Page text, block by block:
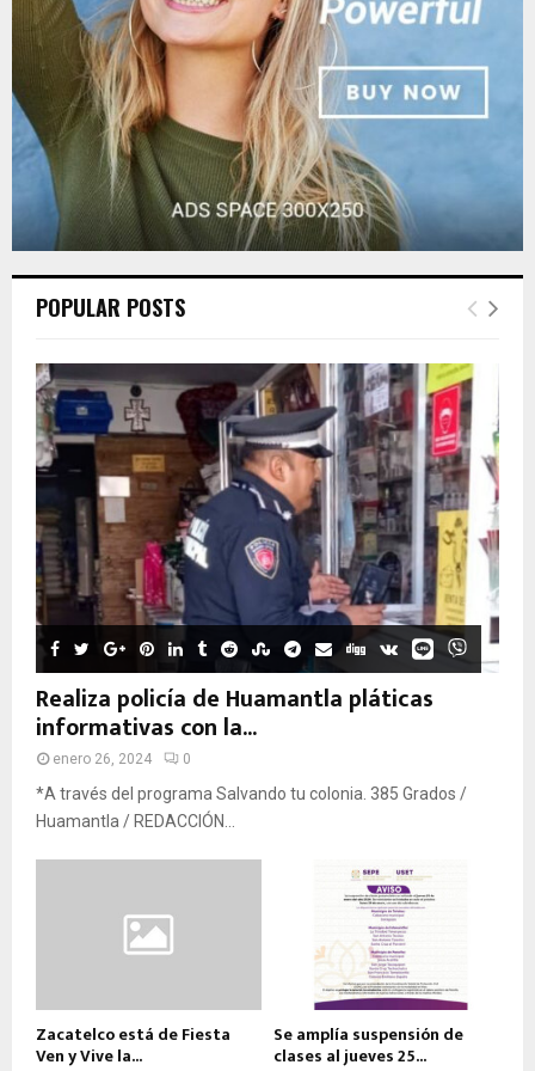
POPULAR POSTS
Realiza policía de Huamantla pláticas
informativas con la...
enero 26, 2024 0
*A través del programa Salvando tu colonia. 385 Grados /
Huamantla / REDACCIÓN...
Zacatelco está de Fiesta
Ven y Vive la...
Se amplía suspensión de
clases al jueves 25...